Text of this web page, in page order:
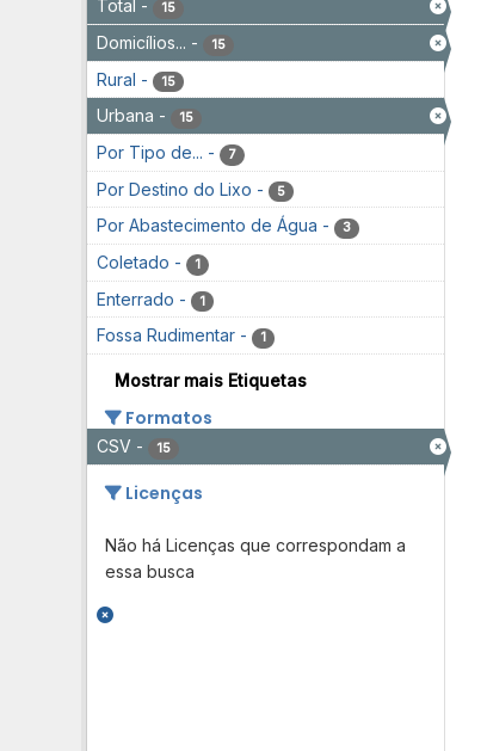
Total - 15
Domicílios... - 15
Rural - 15
Urbana - 15
Por Tipo de... - 7
Por Destino do Lixo - 5
Por Abastecimento de Água - 3
Coletado - 1
Enterrado - 1
Fossa Rudimentar - 1
Mostrar mais Etiquetas
Formatos
CSV - 15
Licenças
Não há Licenças que correspondam a
essa busca